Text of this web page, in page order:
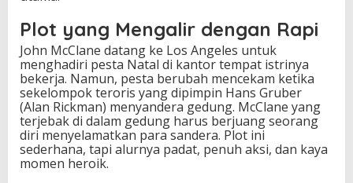
Plot yang Mengalir dengan Rapi
John McClane datang ke Los Angeles untuk
menghadiri pesta Natal di kantor tempat istrinya
bekerja. Namun, pesta berubah mencekam ketika
sekelompok teroris yang dipimpin Hans Gruber
(Alan Rickman) menyandera gedung. McClane yang
terjebak di dalam gedung harus berjuang seorang
diri menyelamatkan para sandera. Plot ini
sederhana, tapi alurnya padat, penuh aksi, dan kaya
momen heroik.